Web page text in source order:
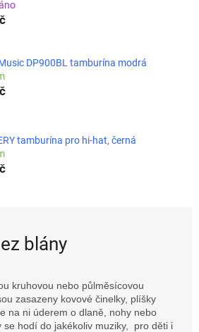
DP900BL tamburína modrá
tamburína pro hi-hat, černá
blány
kruhovou nebo půlměsícovou
zasazeny kovové činelky, plíšky
na ni úderem o dlaně, nohy nebo
se hodí do jakékoliv muziky, pro děti i